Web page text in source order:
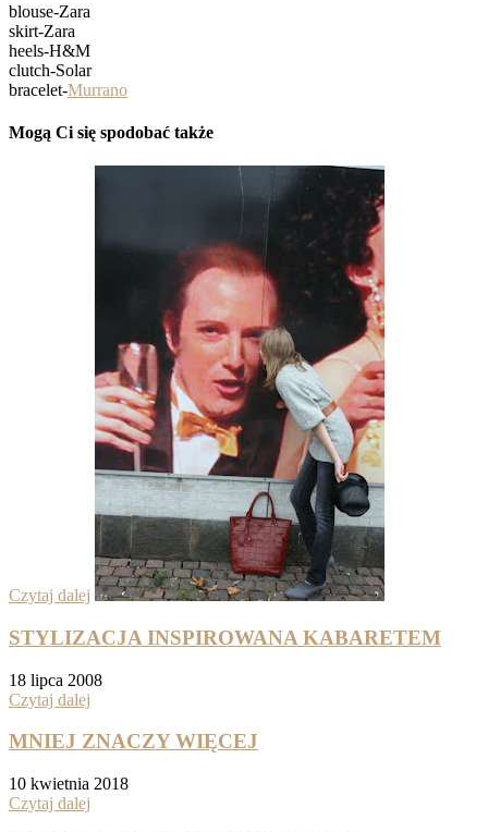
blouse-Zara
skirt-Zara
heels-H&M
clutch-Solar
bracelet-Murrano
Mogą Ci się spodobać także
Czytaj dalej
STYLIZACJA INSPIROWANA KABARETEM
18 lipca 2008
Czytaj dalej
MNIEJ ZNACZY WIĘCEJ
10 kwietnia 2018
Czytaj dalej